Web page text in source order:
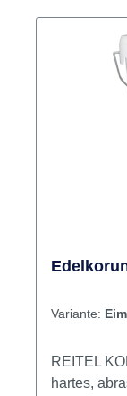
Variante:
REITEL
hartes,